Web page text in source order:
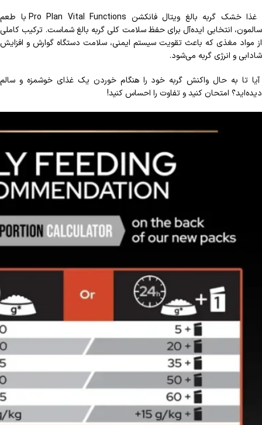
غذا خشک گربه بالغ ویتال فانکشن Pro Plan Vital Functions با طعم
سالمون، انتخابی ایده‌آل برای حفظ سلامت کلی گربه بالغ شماست. ترکیب کاملی
از مواد مغذی که باعث تقویت سیستم ایمنی، سلامت دستگاه گوارش و افزایش
شادابی و انرژی گربه می‌شود.
آیا تا به حال واکنش گربه خود را هنگام خوردن یک غذای خوشمزه و سالم
دیده‌اید؟ امتحان کنید و تفاوت را احساس کنید!